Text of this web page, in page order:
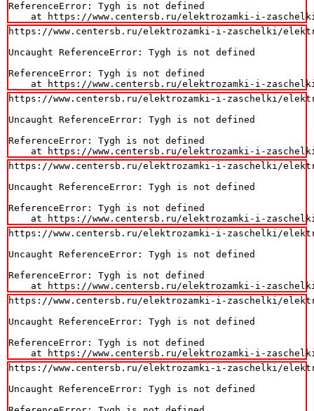
ReferenceError: Tygh is not defined
at https://www.centersb.ru/elektrozamki-i-
https://www.centersb.ru/elektrozamki-i-zaschelki/
Uncaught ReferenceError: Tygh is not defined
ReferenceError: Tygh is not defined
at https://www.centersb.ru/elektrozamki-i-
https://www.centersb.ru/elektrozamki-i-zaschelki/
Uncaught ReferenceError: Tygh is not defined
ReferenceError: Tygh is not defined
at https://www.centersb.ru/elektrozamki-i-
https://www.centersb.ru/elektrozamki-i-zaschelki/
Uncaught ReferenceError: Tygh is not defined
ReferenceError: Tygh is not defined
at https://www.centersb.ru/elektrozamki-i-
https://www.centersb.ru/elektrozamki-i-zaschelki/
Uncaught ReferenceError: Tygh is not defined
ReferenceError: Tygh is not defined
at https://www.centersb.ru/elektrozamki-i-
https://www.centersb.ru/elektrozamki-i-zaschelki/
Uncaught ReferenceError: Tygh is not defined
ReferenceError: Tygh is not defined
at https://www.centersb.ru/elektrozamki-i-
https://www.centersb.ru/elektrozamki-i-zaschelki/
Uncaught ReferenceError: Tygh is not defined